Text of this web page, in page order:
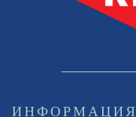
ИНФОРМАЦИЯ